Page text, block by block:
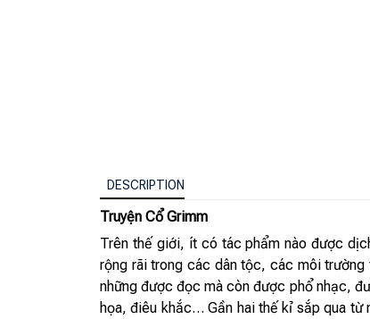
DESCRIPTION
Truyện Cổ Grimm
Trên thế giới, ít có tác phẩm nào được
rộng rãi trong các dân tộc, các môi
những được đọc mà còn được phổ nhạc,
họa, điêu khắc… Gần hai thế kỉ sắp qua từ